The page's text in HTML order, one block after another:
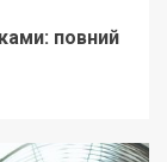
повний